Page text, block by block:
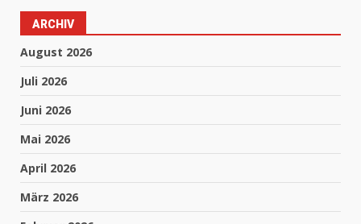
ARCHIV
August 2026
Juli 2026
Juni 2026
Mai 2026
April 2026
März 2026